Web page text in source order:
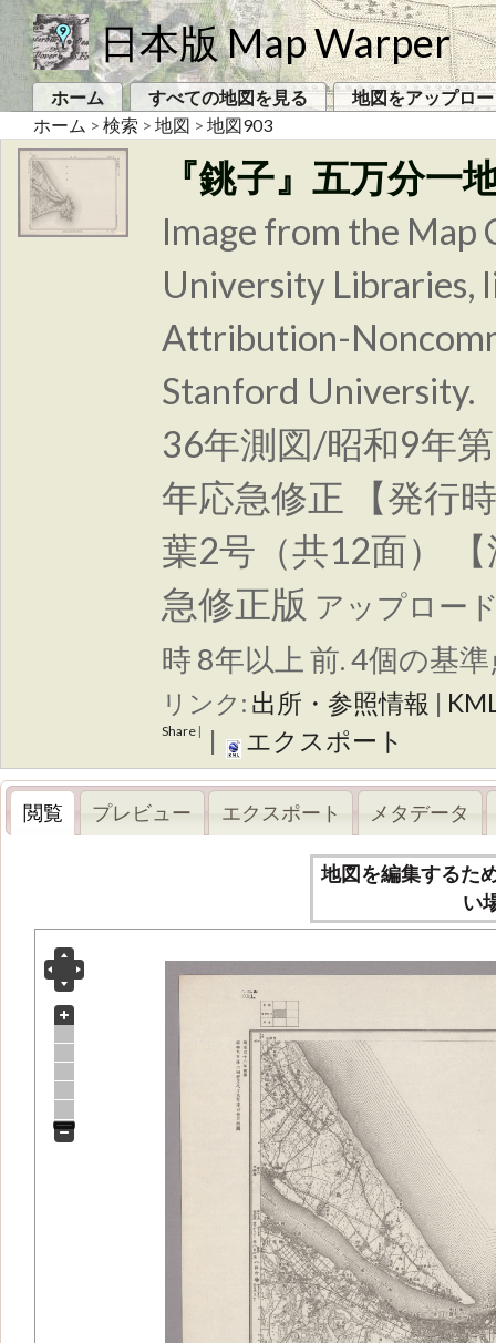
日本版 Map Warper
ホーム すべての地図を見る
地図をアップロ
ホーム > 検索 > 地図 > 地図903
『銚子』五万分一
Image from the Map
University Libraries,
Attribution-
Stanford University.
36年測図/昭和9年
年応急修正 【発行
葉2号（共12面）
急修正版 アップロー
時 8年以上 前. 4個の基準
リンク: 出所・参照情報 |
Share | | エクスポート
閲覧 プレビュー エクスポート メタデータ
地図を編集するた
い